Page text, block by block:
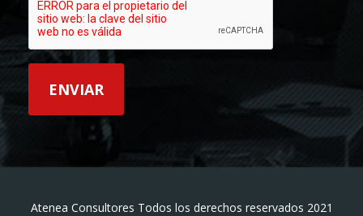
Atenea Consultores Todos los derechos reservados 2021